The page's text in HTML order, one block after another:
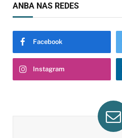
ANBA NAS REDES
Facebook
Instagram